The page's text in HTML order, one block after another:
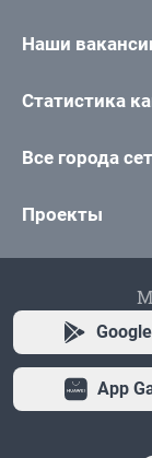
Наши
Статистика
Все города
Проекты
App